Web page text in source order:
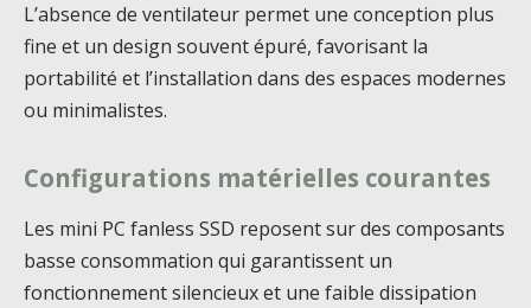
L’absence de ventilateur permet une conception plus
fine et un design souvent épuré, favorisant la
portabilité et l’installation dans des espaces modernes
ou minimalistes.
Configurations matérielles courantes
Les mini PC fanless SSD reposent sur des composants
basse consommation qui garantissent un
fonctionnement silencieux et une faible dissipation